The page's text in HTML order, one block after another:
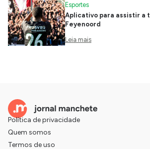
Esportes
Aplicativo para assistir a
Feyenoord
Leia mais
Política de privacidade
Quem somos
Termos de uso